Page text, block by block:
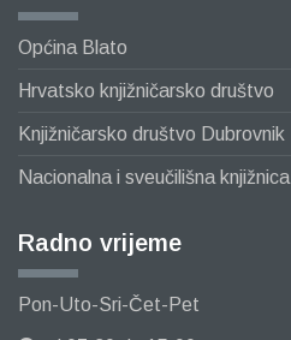
Općina Blato
Hrvatsko knjižničarsko društvo
Knjižničarsko društvo Dubrovnik
Nacionalna i sveučilišna knjižnica
Radno vrijeme
Pon-Uto-Sri-Čet-Pet